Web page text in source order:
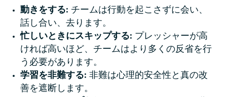
動きをする: チームは行動を起こさずに会い、
話し合い、去ります。
忙しいときにスキップする: プレッシャーが高
ければ高いほど、チームはより多くの反省を行
う必要があります。
学習を非難する: 非難は心理的安全性と真の改
善を遮断します。